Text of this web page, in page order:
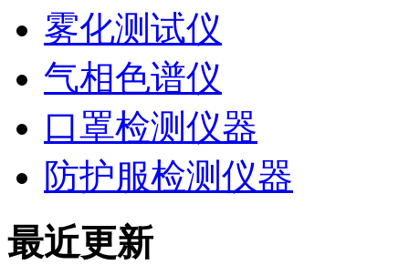
雾化测试仪
气相色谱仪
口罩检测仪器
防护服检测仪器
最近更新